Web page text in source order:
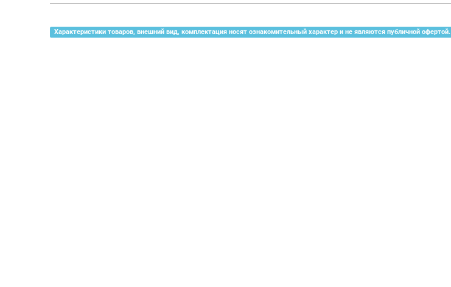
Характеристики товаров, внешний вид, комплектация носят ознакомительный характер и не являются публичной офертой.